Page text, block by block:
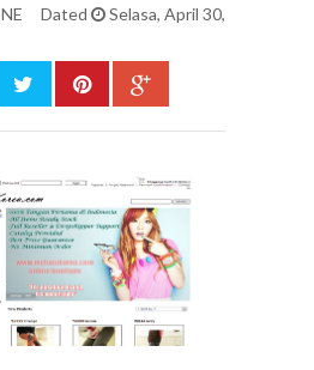
Dated
Selasa, April 30,